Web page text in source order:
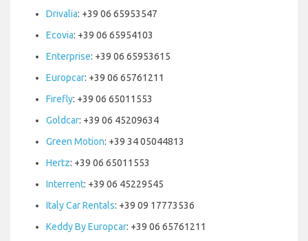
Drivalia: +39 06 65953547
Ecovia: +39 06 65954103
Enterprise: +39 06 65953615
Europcar: +39 06 65761211
Firefly: +39 06 65011553
Goldcar: +39 06 45209634
Green Motion: +39 34 05044813
Hertz: +39 06 65011553
Interrent: +39 06 45229545
Italy Car Rentals: +39 09 17773536
Keddy By Europcar: +39 06 65761211